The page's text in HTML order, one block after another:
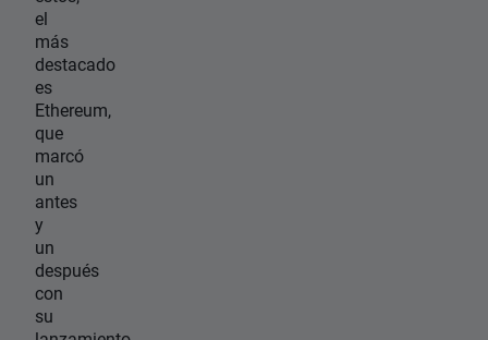
el
más
destacado
es
Ethereum,
que
marcó
un
antes
y
un
después
con
su